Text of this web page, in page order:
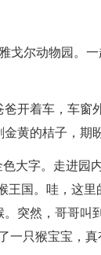
戈尔动物园。
开着车，车窗
黄的桔子，期
大字。走进园
国。哇，这
突然，哥哥叫
一只猴宝宝，真